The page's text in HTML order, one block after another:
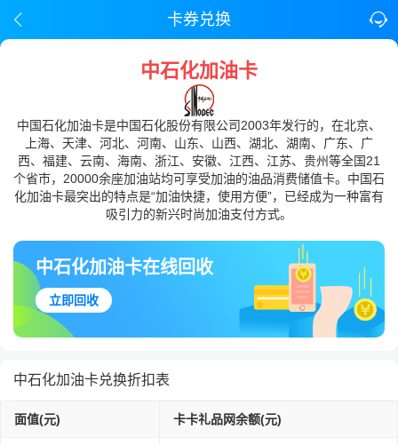
卡券兑换
中石化加油卡
中国石化加油卡是中国石化股份有限公司2003年发行的，在北京、
上海、天津、河北、河南、山东、山西、湖北、湖南、广东、广
西、福建、云南、海南、浙江、安徽、江西、江苏、贵州等全国21
个省市，20000余座加油站均可享受加油的油品消费储值卡。中国石
化加油卡最突出的特点是“加油快捷，使用方便”，已经成为一种富有
吸引力的新兴时尚加油支付方式。
中石化加油卡在线回收
立即回收
中石化加油卡兑换折扣表
面值(元) 卡卡礼品网余额(元)